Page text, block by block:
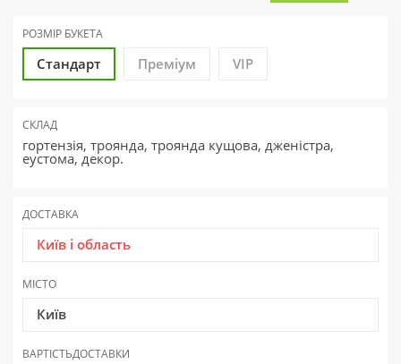
РОЗМІР БУКЕТА
Стандарт Преміум VIP
СКЛАД
гортензія, троянда, троянда кущова, дженістра,
еустома, декор.
ДОСТАВКА
Київ і область
МІСТО
Київ
ВАРТІСТЬДОСТАВКИ